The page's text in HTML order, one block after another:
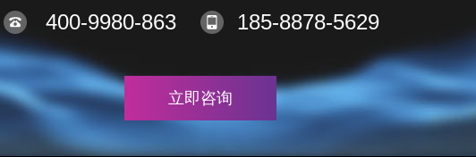
400-9980-863 185-8878-5629
立即咨询